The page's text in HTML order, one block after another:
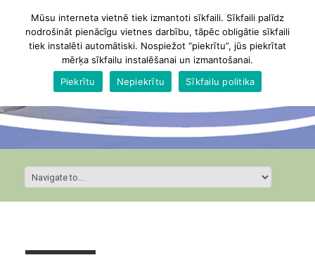
Mūsu interneta vietnē tiek izmantoti sīkfaili. Sīkfaili palīdz
nodrošināt pienācīgu vietnes darbību, tāpēc obligātie sīkfaili
tiek instalēti automātiski. Nospiežot “piekrītu”, jūs piekrītat
mērķa sīkfailu instalēšanai un izmantošanai.
Piekrītu
Nepiekrītu Sīkfailu politika